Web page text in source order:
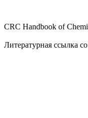
CRC Handbook of
Литературная ссылка со